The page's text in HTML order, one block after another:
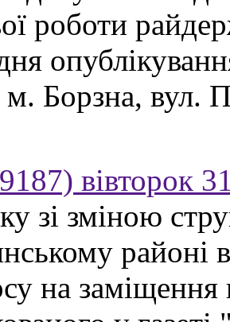
роботи
м. Борзна, вул.
вівторок
зі зміною
районі
на заміщення